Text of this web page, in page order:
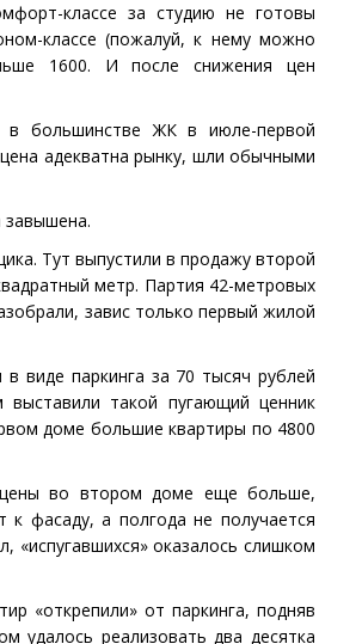
классе за студию не готовы
классе (пожалуй, к нему можно
1600. И после снижения цен
в большинстве ЖК в июле-первой
адекватна рынку, шли обычными
завышена.
Тут выпустили в продажу второй
метр. Партия 42-метровых
завис только первый жилой
виде паркинга за 70 тысяч рублей
такой пугающий ценник
доме большие квартиры по 4800
цены во втором доме еще больше,
фасаду, а полгода не получается
«испугавшихся» оказалось слишком
«открепили» от паркинга, подняв
удалось реализовать два десятка